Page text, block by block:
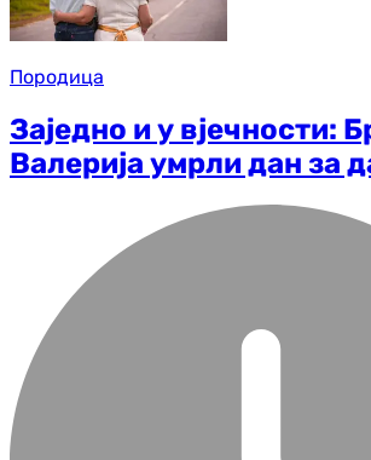
Породица
Заједно и у вјечности:
Валерија умрли дан за